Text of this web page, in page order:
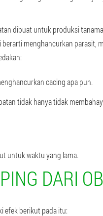
dibuat untuk produksi
menghancurkan parasit,
cacing apa pun.
tidak hanya tidak
untuk waktu yang lama.
DARI
efek berikut pada itu: